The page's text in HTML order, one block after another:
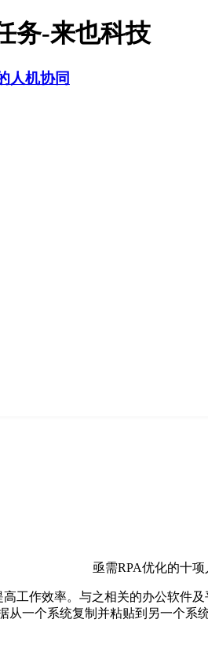
务-来也科技
亟需RPA优化的十
工作效率。与之相关的办公软件
一个系统复制并粘贴到另一个系